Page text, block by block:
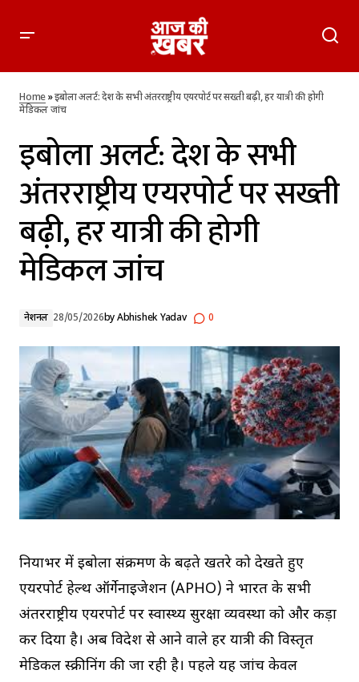
होगी मेडिकल जांच
Home»इबोला अलर्ट: देश के सभी अंतरराष्ट्रीय एयरपोर्ट पर सख्ती बढ़ी, हर यात्री की होगी
मेडिकल जांच
इबोला अलर्ट: देश के सभी
अंतरराष्ट्रीय एयरपोर्ट पर सख्ती
बढ़ी, हर यात्री की होगी
मेडिकल जांच
नेशनल 28/05/2026byAbhishek Yadav 0
दुनियाभर में इबोला संक्रमण के बढ़ते खतरे को देखते हुए
एयरपोर्ट हेल्थ ऑर्गेनाइजेशन (APHO) ने भारत के सभी
अंतरराष्ट्रीय एयरपोर्ट पर स्वास्थ्य सुरक्षा व्यवस्था को और कड़ा
कर दिया है। अब विदेश से आने वाले हर यात्री की विस्तृत
मेडिकल स्क्रीनिंग की जा रही है। पहले यह जांच केवल